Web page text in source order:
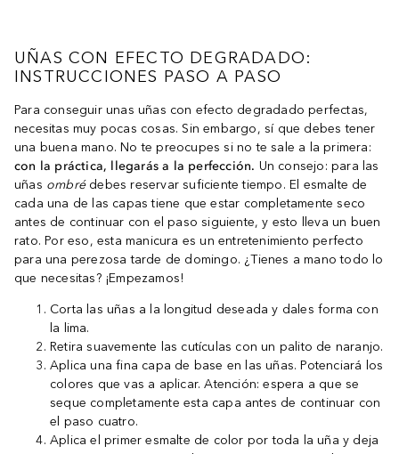
UÑAS CON EFECTO DEGRADADO:
INSTRUCCIONES PASO A PASO
Para conseguir unas uñas con efecto degradado perfectas,
necesitas muy pocas cosas. Sin embargo, sí que debes tener
una buena mano. No te preocupes si no te sale a la primera:
con la práctica, llegarás a la perfección. Un consejo: para las
uñas ombrédebes reservar suficiente tiempo. El esmalte de
cada una de las capas tiene que estar completamente seco
antes de continuar con el paso siguiente, y esto lleva un buen
rato. Por eso, esta manicura es un entretenimiento perfecto
para una perezosa tarde de domingo. ¿Tienes a mano todo lo
que necesitas? ¡Empezamos!
Corta las uñas a la longitud deseada y dales forma con
la lima.
Retira suavemente las cutículas con un palito de naranjo.
Aplica una fina capa de base en las uñas. Potenciará los
colores que vas a aplicar. Atención: espera a que se
seque completamente esta capa antes de continuar con
el paso cuatro.
Aplica el primer esmalte de color por toda la uña y deja